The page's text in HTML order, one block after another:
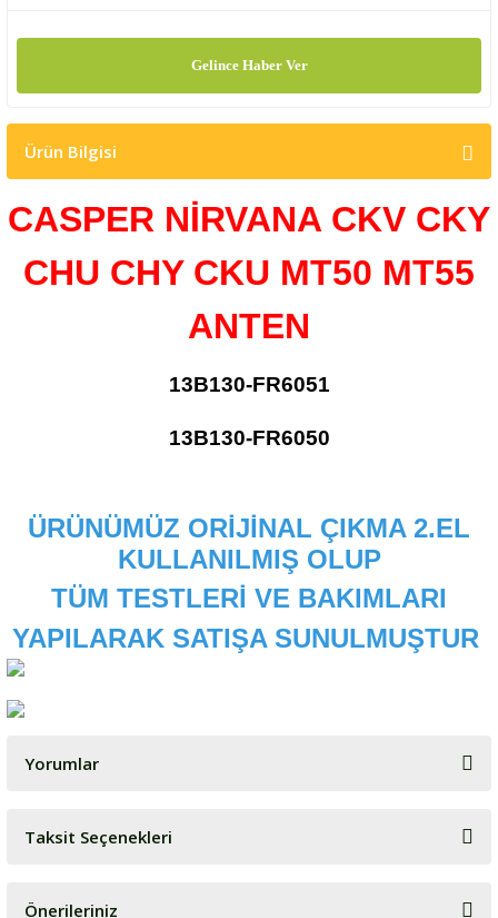
Gelince Haber Ver
Ürün Bilgisi
CASPER NİRVANA CKV CKY
CHU CHY CKU MT50 MT55
ANTEN
13B130-FR6051
13B130-FR6050
ÜRÜNÜMÜZ ORİJİNAL ÇIKMA 2.EL
KULLANILMIŞ OLUP
TÜM TESTLERİ VE BAKIMLARI
YAPILARAK SATIŞA SUNULMUŞTUR
Yorumlar
Bu ürüne ilk yorumu siz yapın!
Taksit Seçenekleri
Önerileriniz